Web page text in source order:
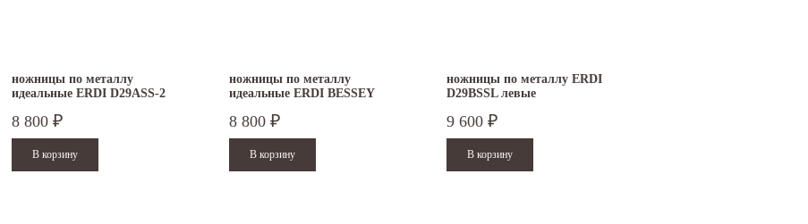
ножницы по металлу
идеальные ERDI D29ASS-2
8 800 ₽
ножницы по металлу
идеальные ERDI BESSEY
8 800 ₽
ножницы по металлу ERDI
D29BSSL левые
9 600 ₽